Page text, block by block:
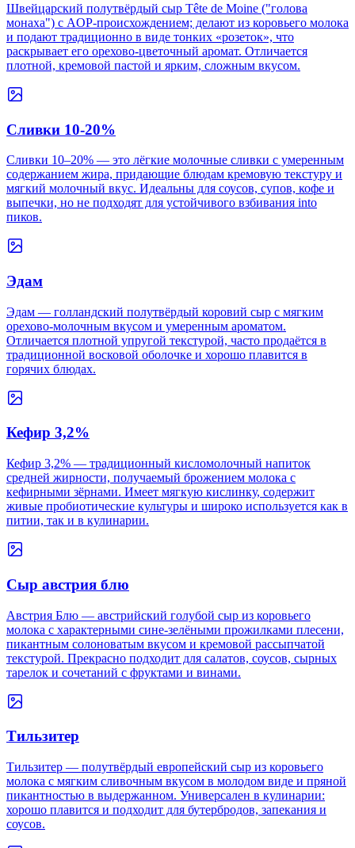
Швейцарский полутвёрдый сыр Tête de Moine ("голова
монаха") с AOP-происхождением; делают из коровьего молока
и подают традиционно в виде тонких «розеток», что
раскрывает его орехово-цветочный аромат. Отличается
плотной, кремовой пастой и ярким, сложным вкусом.
Сливки 10-20%
Сливки 10–20% — это лёгкие молочные сливки с умеренным
содержанием жира, придающие блюдам кремовую текстуру и
мягкий молочный вкус. Идеальны для соусов, супов, кофе и
выпечки, но не подходят для устойчивого взбивания into
пиков.
Эдам
Эдам — голландский полутвёрдый коровий сыр с мягким
орехово-молочным вкусом и умеренным ароматом.
Отличается плотной упругой текстурой, часто продаётся в
традиционной восковой оболочке и хорошо плавится в
горячих блюдах.
Кефир 3,2%
Кефир 3,2% — традиционный кисломолочный напиток
средней жирности, получаемый брожением молока с
кефирными зёрнами. Имеет мягкую кислинку, содержит
живые пробиотические культуры и широко используется как в
питии, так и в кулинарии.
Сыр австрия блю
Австрия Блю — австрийский голубой сыр из коровьего
молока с характерными сине-зелёными прожилками плесени,
пикантным солоноватым вкусом и кремовой рассыпчатой
текстурой. Прекрасно подходит для салатов, соусов, сырных
тарелок и сочетаний с фруктами и винами.
Тильзитер
Тильзитер — полутвёрдый европейский сыр из коровьего
молока с мягким сливочным вкусом в молодом виде и пряной
пикантностью в выдержанном. Универсален в кулинарии:
хорошо плавится и подходит для бутербродов, запекания и
соусов.